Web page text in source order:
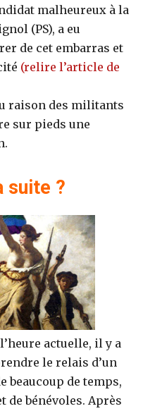
malheureux à la
(PS), a eu
de cet embarras et
(relire l’article de
raison des militants
sur pieds une
suite ?
actuelle, il y a
le relais d’un
beaucoup de temps,
de bénévoles. Après